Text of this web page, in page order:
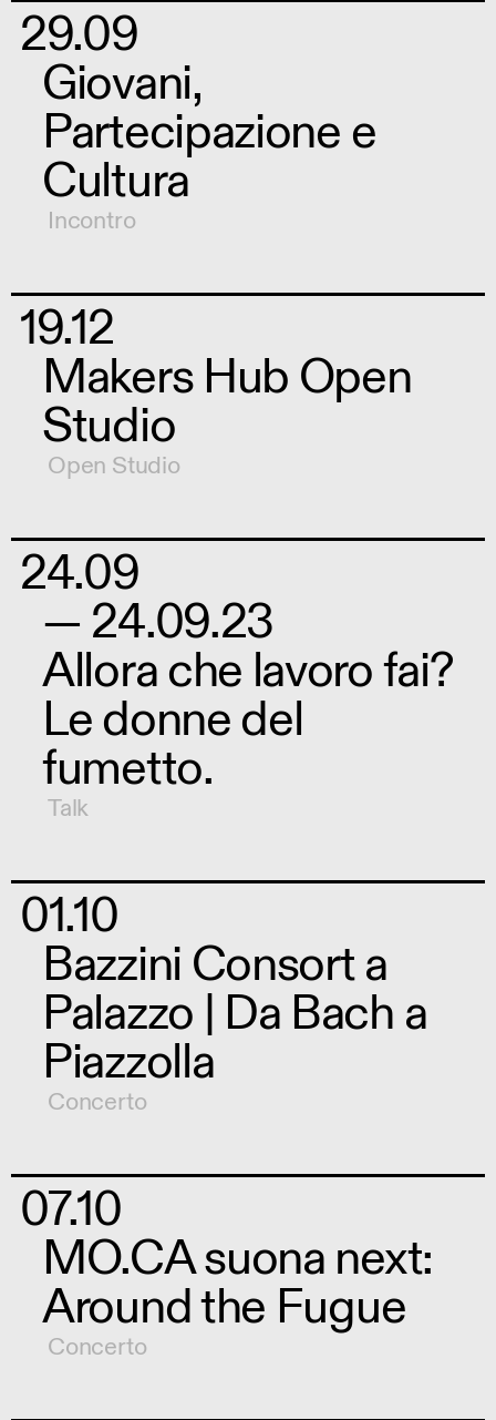
29.09
Giovani,
Partecipazione e
Cultura
Incontro
19.12
Makers Hub Open
Studio
Open Studio
24.09
— 24.09.23
Allora che lavoro fai?
Le donne del
fumetto.
Talk
01.10
Bazzini Consort a
Palazzo | Da Bach a
Piazzolla
Concerto
07.10
MO.CA suona next:
Around the Fugue
Concerto